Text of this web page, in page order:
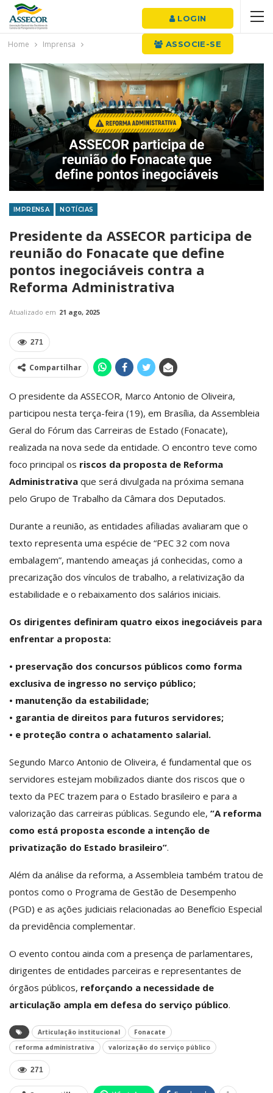
LOGIN
ASSOCIE-SE
Home Imprensa
IMPRENSA NOTÍCIAS
Presidente da ASSECOR participa de
reunião do Fonacate que define
pontos inegociáveis contra a
Reforma Administrativa
Atualizado em 21 ago, 2025
271
Compartilhar
O presidente da ASSECOR, Marco Antonio de Oliveira,
participou nesta terça-feira (19), em Brasília, da Assembleia
Geral do Fórum das Carreiras de Estado (Fonacate),
realizada na nova sede da entidade. O encontro teve como
foco principal os riscos da proposta de Reforma
Administrativa que será divulgada na próxima semana
pelo Grupo de Trabalho da Câmara dos Deputados.
Durante a reunião, as entidades afiliadas avaliaram que o
texto representa uma espécie de “PEC 32 com nova
embalagem”, mantendo ameaças já conhecidas, como a
precarização dos vínculos de trabalho, a relativização da
estabilidade e o rebaixamento dos salários iniciais.
Os dirigentes definiram quatro eixos inegociáveis para
enfrentar a proposta:
• preservação dos concursos públicos como forma
exclusiva de ingresso no serviço público;
• manutenção da estabilidade;
• garantia de direitos para futuros servidores;
• e proteção contra o achatamento salarial.
Segundo Marco Antonio de Oliveira, é fundamental que os
servidores estejam mobilizados diante dos riscos que o
texto da PEC trazem para o Estado brasileiro e para a
valorização das carreiras públicas. Segundo ele, “A reforma
como está proposta esconde a intenção de
privatização do Estado brasileiro”.
Além da análise da reforma, a Assembleia também tratou de
pontos como o Programa de Gestão de Desempenho
(PGD) e as ações judiciais relacionadas ao Benefício Especial
da previdência complementar.
O evento contou ainda com a presença de parlamentares,
dirigentes de entidades parceiras e representantes de
órgãos públicos, reforçando a necessidade de
articulação ampla em defesa do serviço público.
Articulação institucional
Fonacate
reforma administrativa
valorização do serviço público
271